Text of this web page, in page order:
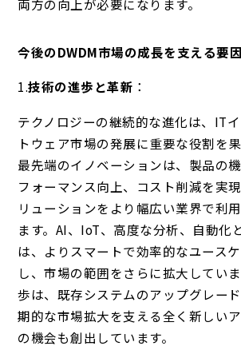
両方の向上が必要になります。
今後のDWDM市場の成長を支える要
1.技術の進歩と革新 ：
テクノロジーの継続的な進化は、IT
トウェア市場の発展に重要な役割を果
最先端のイノベーションは、製品の
フォーマンス向上、コスト削減を実
リューションをより幅広い業界で利
ます。AI、IoT、高度な分析、自動化
は、よりスマートで効率的なユース
し、市場の範囲をさらに拡大してい
歩は、既存システムのアップグレー
期的な市場拡大を支える全く新しい
の機会も創出しています。